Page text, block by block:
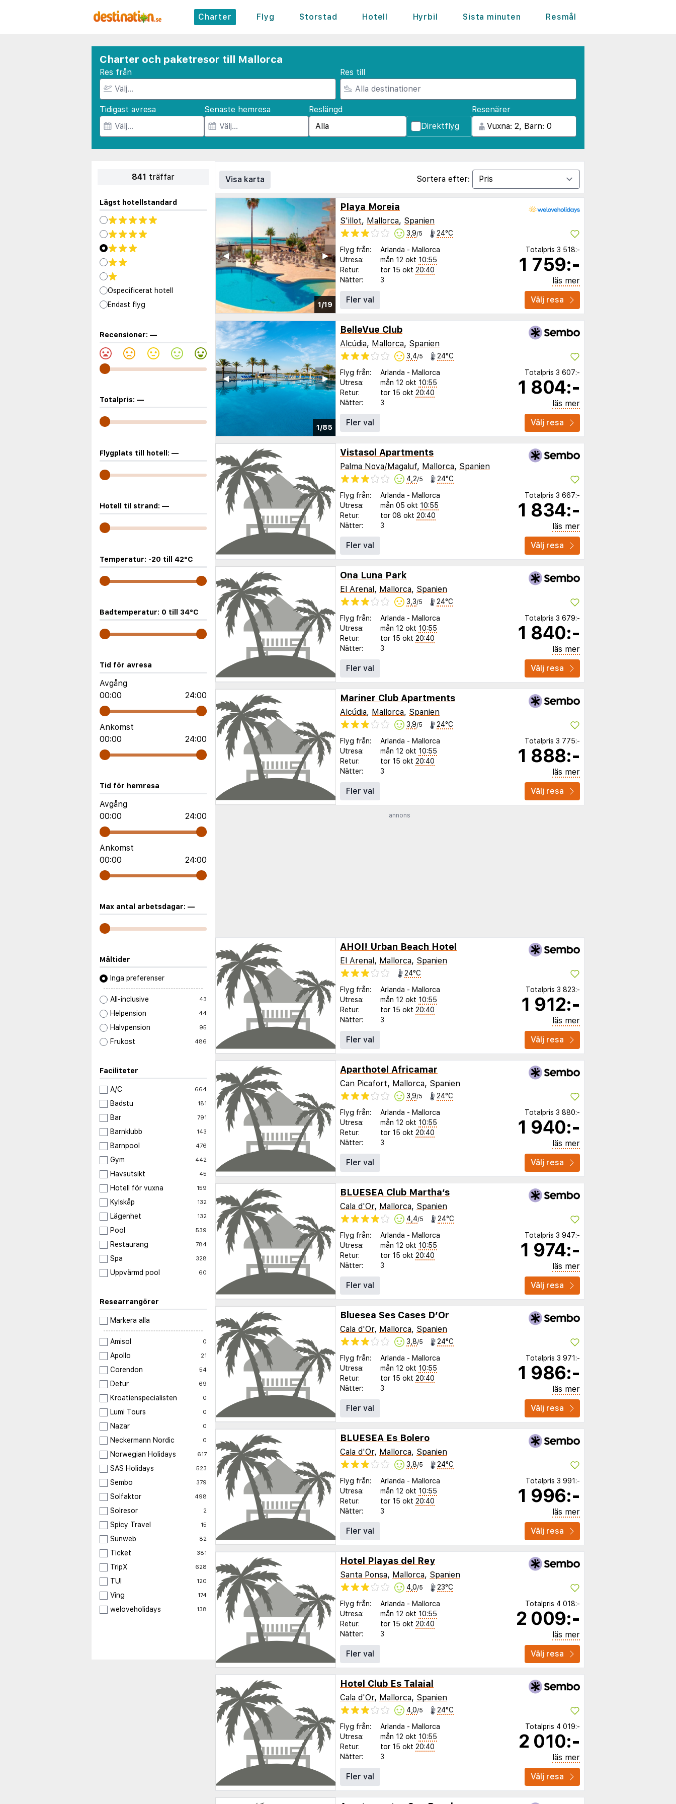
Charter Flyg Storstad Hotell Hyrbil Sista minuten Resmål
Charter och paketresor till Mallorca
Res från Res till
Tidigast avresa Senaste hemresa
Reslängd
Direktflyg
Resenärer
841 träffar
Lägst hotellstandard
Ospecificerat hotell
Endast flyg
Recensioner: —
Totalpris: —
Flygplats till hotell: —
Hotell til strand: —
Temperatur: -20 till 42°C
Badtemperatur: 0 till 34°C
Tid för avresa
Avgång
00:00
24:00
Ankomst
00:00
24:00
Tid för hemresa
Avgång
00:00
24:00
Ankomst
00:00
24:00
Max antal arbetsdagar: —
Måltider
Inga preferenser
All-inclusive 43
Helpension 44
Halvpension 95
Frukost 486
Faciliteter
A/C 664
Badstu 181
Bar 791
Barnklubb 143
Barnpool 476
Gym 442
Havsutsikt 45
Hotell för vuxna 159
Kylskåp 132
Lägenhet 132
Pool 539
Restaurang 784
Spa 328
Uppvärmd pool 60
Researrangörer
Markera alla
Amisol 0
Apollo 21
Corendon 54
Detur 69
Kroatienspecialisten 0
Lumi Tours 0
Nazar 0
Neckermann Nordic 0
Norwegian Holidays 617
SAS Holidays 523
Sembo 379
Solfaktor 498
Solresor 2
Spicy Travel 15
Sunweb 82
Ticket 381
TripX 628
TUI 120
Ving 174
weloveholidays 138
Visa karta Sortera efter:
1/19
▶︎
◀︎
Playa Moreia
S'illot, Mallorca, Spanien
3,9/5 24°C
Flyg från: Arlanda - Mallorca
Utresa:
mån 12 okt 10:55
Retur:
tor 15 okt 20:40
Nätter:
3
Totalpris 3 518:-
1 759:-
läs mer
Fler val
Välj resa
1/85
▶︎
◀︎
BelleVue Club
Alcúdia, Mallorca, Spanien
3,4/5 24°C
Flyg från: Arlanda - Mallorca
Utresa:
mån 12 okt 10:55
Retur:
tor 15 okt 20:40
Nätter:
3
Totalpris 3 607:-
1 804:-
läs mer
Fler val
Välj resa
Vistasol Apartments
Palma Nova/Magaluf, Mallorca, Spanien
4,2/5 24°C
Flyg från: Arlanda - Mallorca
Utresa:
mån 05 okt 10:55
Retur:
tor 08 okt 20:40
Nätter:
3
Totalpris 3 667:-
1 834:-
läs mer
Fler val
Välj resa
Ona Luna Park
El Arenal, Mallorca, Spanien
3,3/5 24°C
Flyg från: Arlanda - Mallorca
Utresa:
mån 12 okt 10:55
Retur:
tor 15 okt 20:40
Nätter:
3
Totalpris 3 679:-
1 840:-
läs mer
Fler val
Välj resa
Mariner Club Apartments
Alcúdia, Mallorca, Spanien
3,9/5 24°C
Flyg från: Arlanda - Mallorca
Utresa:
mån 12 okt 10:55
Retur:
tor 15 okt 20:40
Nätter:
3
Totalpris 3 775:-
1 888:-
läs mer
Fler val
Välj resa
annons
AHOI! Urban Beach Hotel
El Arenal, Mallorca, Spanien
24°C
Flyg från: Arlanda - Mallorca
Utresa:
mån 12 okt 10:55
Retur:
tor 15 okt 20:40
Nätter:
3
Totalpris 3 823:-
1 912:-
läs mer
Fler val
Välj resa
Aparthotel Africamar
Can Picafort, Mallorca, Spanien
3,9/5 24°C
Flyg från: Arlanda - Mallorca
Utresa:
mån 12 okt 10:55
Retur:
tor 15 okt 20:40
Nätter:
3
Totalpris 3 880:-
1 940:-
läs mer
Fler val
Välj resa
BLUESEA Club Martha’s
Cala d'Or, Mallorca, Spanien
4,4/5 24°C
Flyg från: Arlanda - Mallorca
Utresa:
mån 12 okt 10:55
Retur:
tor 15 okt 20:40
Nätter:
3
Totalpris 3 947:-
1 974:-
läs mer
Fler val
Välj resa
Bluesea Ses Cases D’Or
Cala d'Or, Mallorca, Spanien
3,8/5 24°C
Flyg från: Arlanda - Mallorca
Utresa:
mån 12 okt 10:55
Retur:
tor 15 okt 20:40
Nätter:
3
Totalpris 3 971:-
1 986:-
läs mer
Fler val
Välj resa
BLUESEA Es Bolero
Cala d'Or, Mallorca, Spanien
3,8/5 24°C
Flyg från: Arlanda - Mallorca
Utresa:
mån 12 okt 10:55
Retur:
tor 15 okt 20:40
Nätter:
3
Totalpris 3 991:-
1 996:-
läs mer
Fler val
Välj resa
Hotel Playas del Rey
Santa Ponsa, Mallorca, Spanien
4,0/5 23°C
Flyg från: Arlanda - Mallorca
Utresa:
mån 12 okt 10:55
Retur:
tor 15 okt 20:40
Nätter:
3
Totalpris 4 018:-
2 009:-
läs mer
Fler val
Välj resa
Hotel Club Es Talaial
Cala d'Or, Mallorca, Spanien
4,0/5 24°C
Flyg från: Arlanda - Mallorca
Utresa:
mån 12 okt 10:55
Retur:
tor 15 okt 20:40
Nätter:
3
Totalpris 4 019:-
2 010:-
läs mer
Fler val
Välj resa